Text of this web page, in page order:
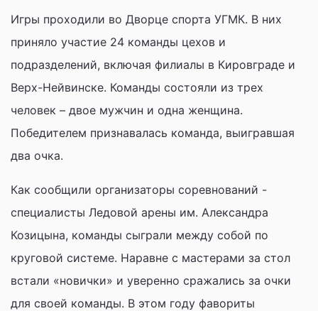
Игры проходили во Дворце спорта УГМК. В них
приняло участие 24 команды цехов и
подразделений, включая филиалы в Кировграде и
Верх-Нейвинске. Команды состояли из трех
человек – двое мужчин и одна женщина.
Победителем признавалась команда, выигравшая
два очка.
Как сообщили организаторы соревнований -
специалисты Ледовой арены им. Александра
Козицына, команды сыграли между собой по
круговой системе. Наравне с мастерами за стол
встали «новички» и уверенно сражались за очки
для своей команды. В этом году фавориты